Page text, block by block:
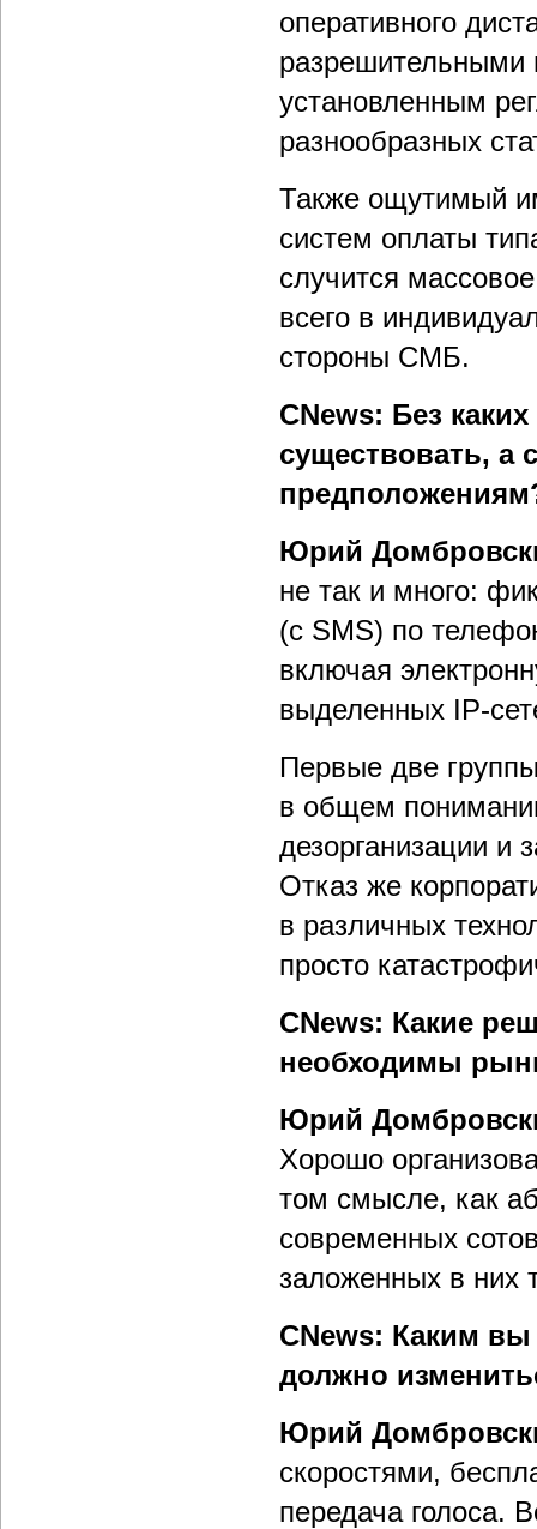
оперативного
разрешительными
установленным
разнообразных
Также ощутимый
систем оплаты
случится
всего в
стороны СМБ.
CNews: Без
существовать, а
Юрий
не так и много:
(с SMS) по
включая
выделенных IP-
Первые две
в общем
дезорганизации и
Отказ же
в различных
просто
CNews: Какие
необходимы
Юрий
Хорошо
том смысле, как
современных
заложенных в них
CNews: Каким
должно
Юрий
скоростями,
передача голоса.